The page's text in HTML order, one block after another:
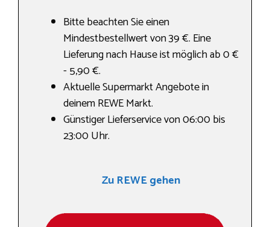
Bitte beachten Sie einen
Mindestbestellwert von 39 €. Eine
Lieferung nach Hause ist möglich ab 0 €
- 5,90 €.
Aktuelle Supermarkt Angebote in
deinem REWE Markt.
Günstiger Lieferservice von 06:00 bis
23:00 Uhr.
Zu REWE gehen